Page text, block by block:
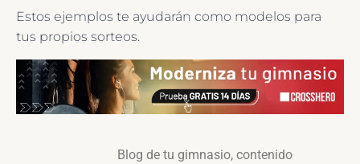
Estos ejemplos te ayudarán como modelos para
tus propios sorteos.
Blog de tu gimnasio, contenido